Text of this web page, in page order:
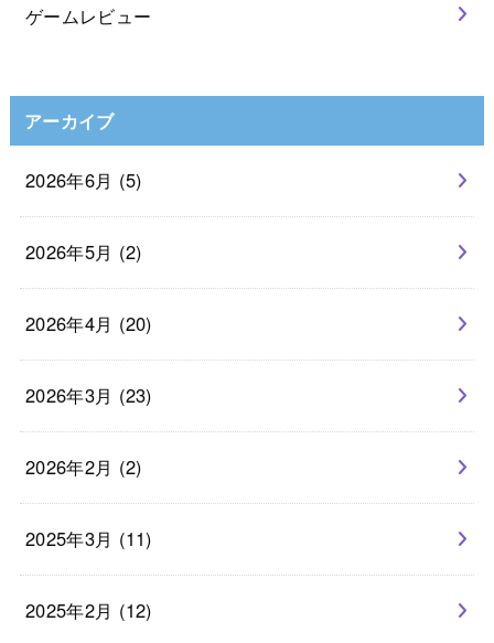
ゲームレビュー
アーカイブ
2026年6月 (5)
2026年5月 (2)
2026年4月 (20)
2026年3月 (23)
2026年2月 (2)
2025年3月 (11)
2025年2月 (12)